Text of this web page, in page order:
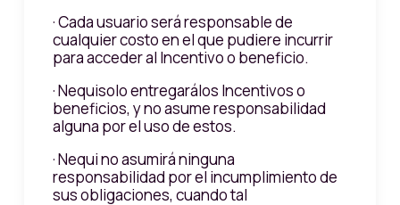
· Cada usuario será responsable de
cualquier costo en el que pudiere incurrir
para acceder al Incentivo o beneficio.
· Nequisolo entregarálos Incentivos o
beneficios, y no asume responsabilidad
alguna por el uso de estos.
· Nequi no asumirá ninguna
responsabilidad por el incumplimiento de
sus obligaciones, cuando tal